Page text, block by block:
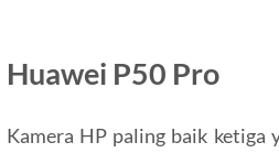
Huawei P50 Pro
Kamera HP paling baik ketiga